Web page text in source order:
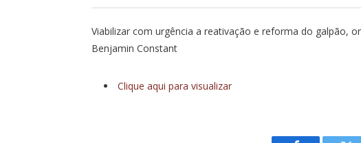
Viabilizar com urgência a reativação e reforma do galpão,
Benjamin Constant
Clique aqui para visualizar